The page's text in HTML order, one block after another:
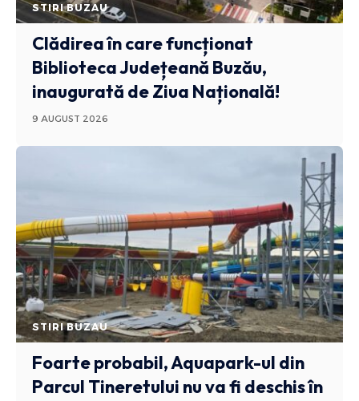
STIRI BUZAU
Clădirea în care funcționat
Biblioteca Județeană Buzău,
inaugurată de Ziua Națională!
9 AUGUST 2026
STIRI BUZAU
Foarte probabil, Aquapark-ul din
Parcul Tineretului nu va fi deschis în